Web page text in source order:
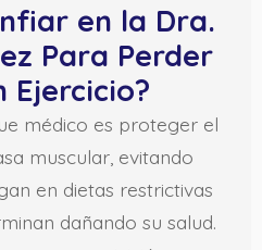
en la Dra.
Para Perder
Ejercicio?
médico es proteger el
muscular, evitando
en dietas restrictivas
dañando su salud.